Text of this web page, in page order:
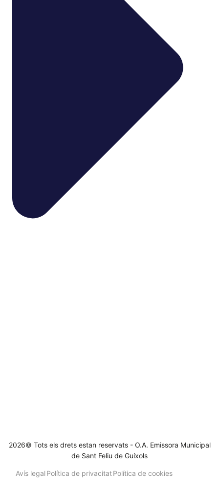
2026© Tots els drets estan reservats - O.A. Emissora Municipal
de Sant Feliu de Guíxols
Avís legalPolítica de privacitatPolítica de cookies